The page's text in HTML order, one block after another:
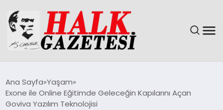
DÜNYA
Ana Sayfa Yaşam
Exone ile Online Eğitimde Geleceğin Kapılarını Açan
Goviva Yazılım Teknolojisi